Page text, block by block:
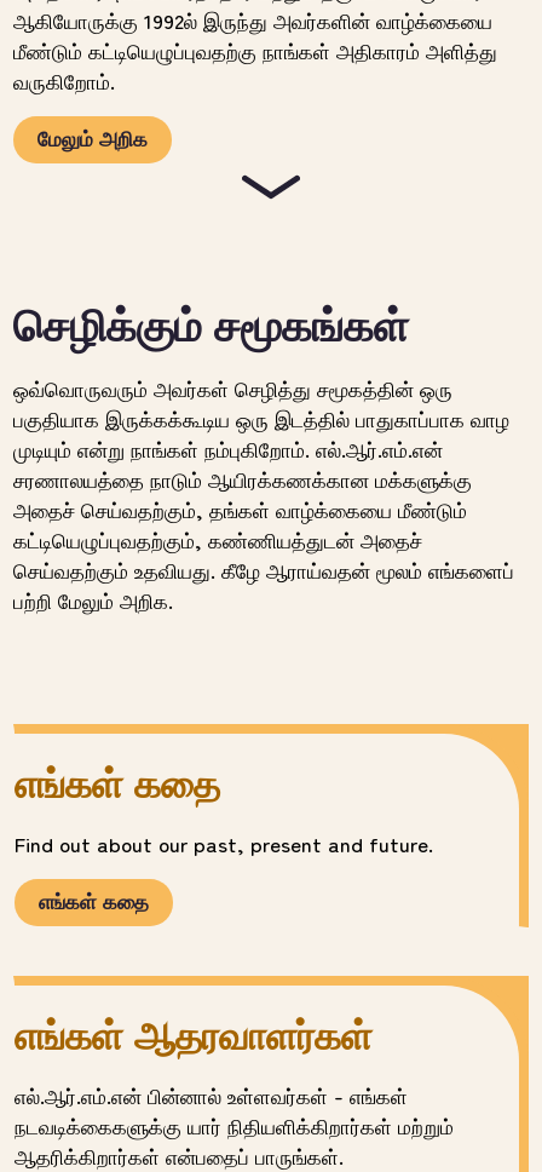
ஆகியோருக்கு 1992ல் இருந்து அவர்களின் வாழ்க்கையை
மீண்டும் கட்டியெழுப்புவதற்கு நாங்கள் அதிகாரம் அளித்து
வருகிறோம்.
மேலும் அறிக
செழிக்கும் சமூகங்கள்
ஒவ்வொருவரும் அவர்கள் செழித்து சமூகத்தின் ஒரு
பகுதியாக இருக்கக்கூடிய ஒரு இடத்தில் பாதுகாப்பாக வாழ
முடியும் என்று நாங்கள் நம்புகிறோம். எல்.ஆர்.எம்.என்
சரணாலயத்தை நாடும் ஆயிரக்கணக்கான மக்களுக்கு
அதைச் செய்வதற்கும், தங்கள் வாழ்க்கையை மீண்டும்
கட்டியெழுப்புவதற்கும், கண்ணியத்துடன் அதைச்
செய்வதற்கும் உதவியது. கீழே ஆராய்வதன் மூலம் எங்களைப்
பற்றி மேலும் அறிக.
எங்கள் கதை
Find out about our past, present and future.
எங்கள் கதை
எங்கள் ஆதரவாளர்கள்
எல்.ஆர்.எம்.என் பின்னால் உள்ளவர்கள் - எங்கள்
நடவடிக்கைகளுக்கு யார் நிதியளிக்கிறார்கள் மற்றும்
ஆதரிக்கிறார்கள் என்பதைப் பாருங்கள்.